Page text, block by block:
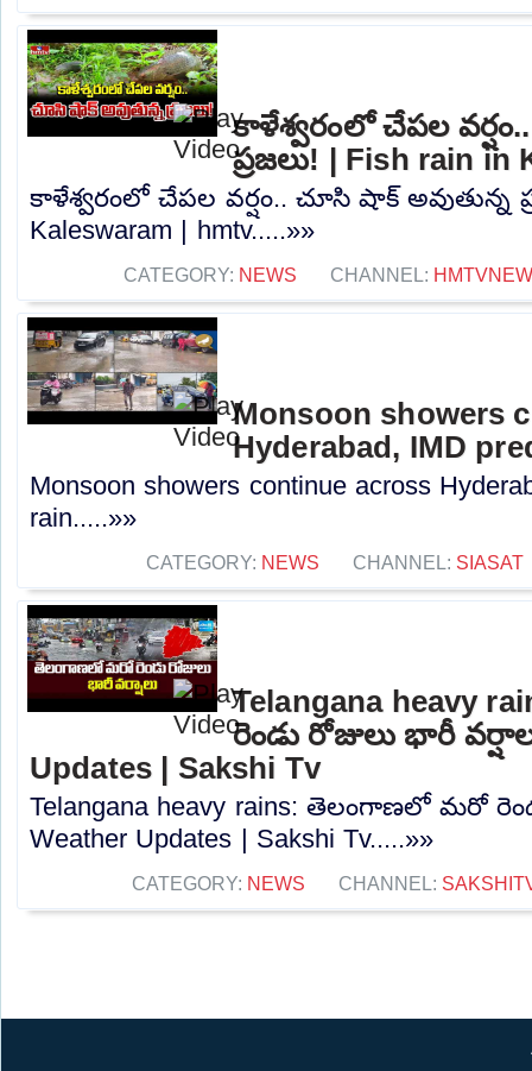
కాళేశ్వరంలో చేపల
ప్రజలు! | Fish rain in
కాళేశ్వరంలో చేపల వర్షం.. చూసి షాక్ అవుతున్న
Kaleswaram | hmtv.....»»
CATEGORY: NEWS CHANNEL:
Monsoon showers
Hyderabad, IMD
Monsoon showers continue across
rain.....»»
CATEGORY: NEWS CHANNEL: SIASAT
Telangana heavy
రెండు రోజులు భారీ
Updates | Sakshi Tv
Telangana heavy rains: తెలంగాణలో మరో
Weather Updates | Sakshi Tv.....»»
CATEGORY: NEWS CHANNEL: